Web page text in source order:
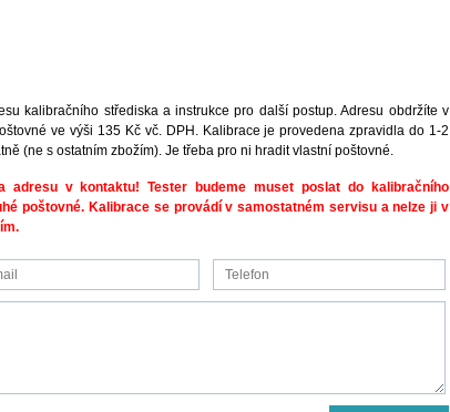
kalibračního střediska a instrukce pro další postup. Adresu obdržíte v
ve výši 135 Kč vč. DPH. Kalibrace je provedena zpravidla do 1-2
(ne s ostatním zbožím). Je třeba pro ni hradit vlastní poštovné.
adresu v kontaktu! Tester budeme muset poslat do kalibračního
poštovné. Kalibrace se provádí v samostatném servisu a nelze ji v